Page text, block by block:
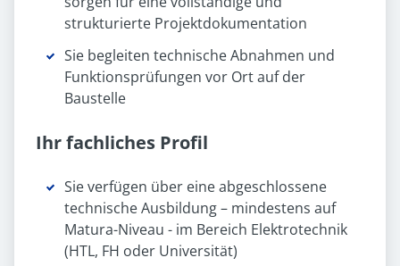
strukturierte Projektdokumentation
Sie begleiten technische Abnahmen und
Funktionsprüfungen vor Ort auf der
Baustelle
Ihr fachliches Profil
Sie verfügen über eine abgeschlossene
technische Ausbildung – mindestens auf
Matura-Niveau - im Bereich Elektrotechnik
(HTL, FH oder Universität)